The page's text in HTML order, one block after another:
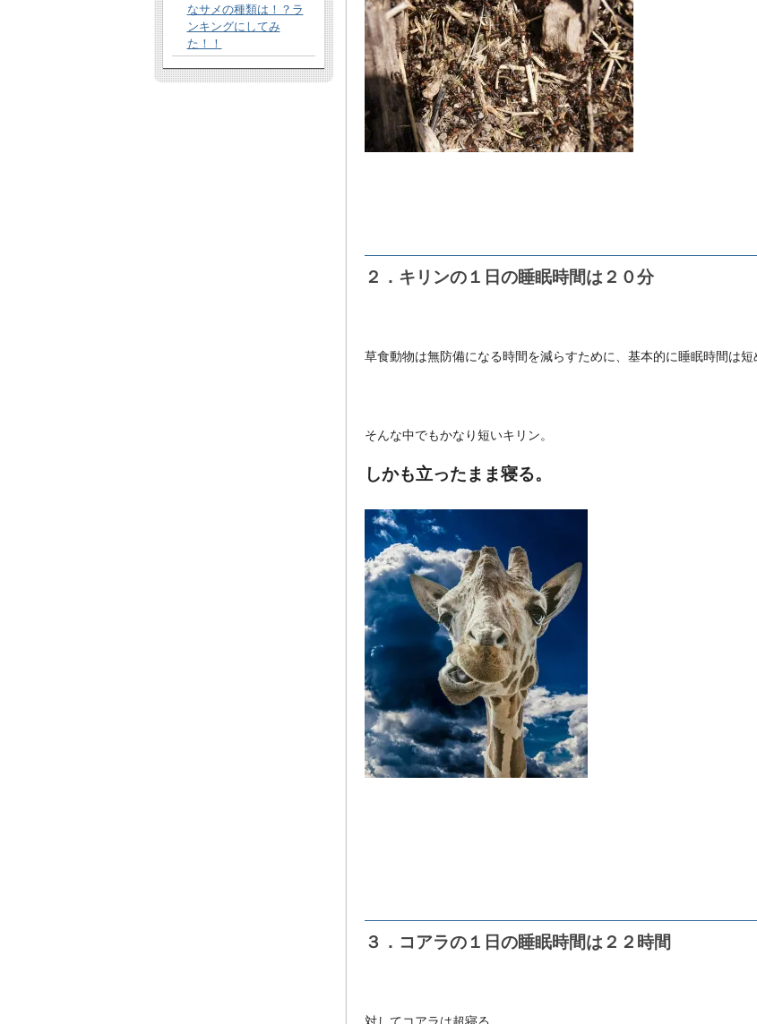
２．キリンの１日の睡眠時間は２０分
草食動物は無防備になる時間を減らすために、基本的に睡眠時間は短
そんな中でもかなり短いキリン。
しかも立ったまま寝る。
３．コアラの１日の睡眠時間は２２時間
なサメの種類は！？ラ
ンキングにしてみ
た！！